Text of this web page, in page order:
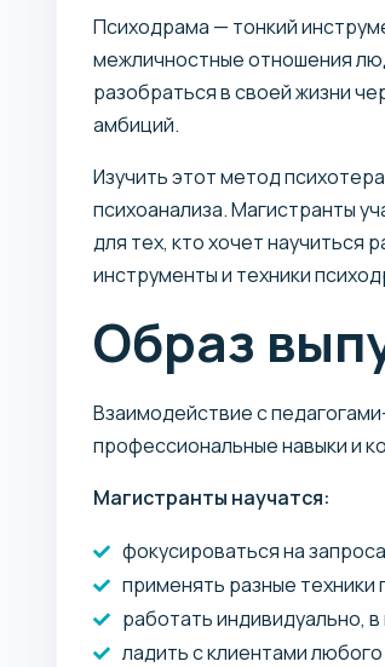
Психодрама — тонкий
межличностные отношения
разобраться в своей жизни
амбиций.
Изучить этот метод
психоанализа. Магистранты
для тех, кто хочет научиться
инструменты и техники
Образ
Взаимодействие с
профессиональные навыки и
Магистранты научатся:
фокусироваться на
применять разные техники
работать индивидуально, в
ладить с клиентами